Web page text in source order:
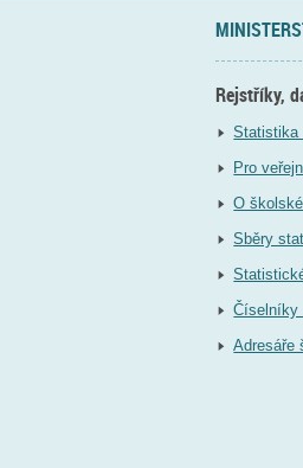
Rejstříky,
Pro
O
Sběry
Číselníky
Adresáře